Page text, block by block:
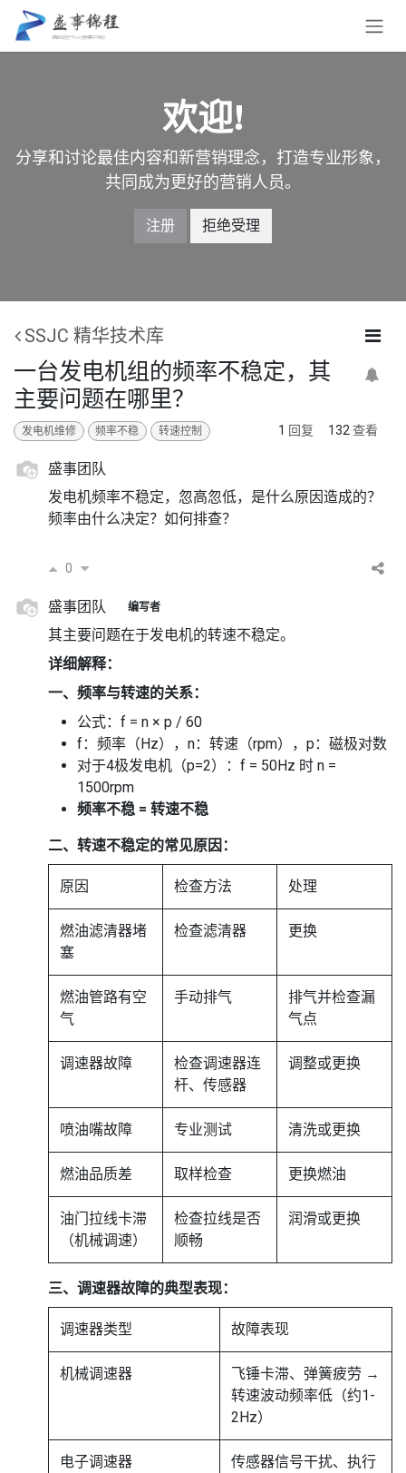
跳至内容
欢迎!
分享和讨论最佳内容和新营销理念，打造专业形象，
共同成为更好的营销人员。
注册 拒绝受理
SSJC 精华技术库
一台发电机组的频率不稳定，其
主要问题在哪里？
发电机维修 频率不稳 转速控制 1 回复 132 查看
盛事团队
发电机频率不稳定，忽高忽低，是什么原因造成的？
频率由什么决定？如何排查？
0
盛事团队 编写者
其主要问题在于发电机的转速不稳定。
详细解释：
一、频率与转速的关系：
公式：f = n × p / 60
f：频率（Hz），n：转速（rpm），p：磁极对数
对于4极发电机（p=2）：f = 50Hz 时 n =
1500rpm
频率不稳 = 转速不稳
二、转速不稳定的常见原因：
原因 检查方法 处理
燃油滤清器堵
塞
检查滤清器 更换
燃油管路有空
气
手动排气
排气并检查漏
气点
调速器故障
检查调速器连
杆、传感器
调整或更换
喷油嘴故障 专业测试 清洗或更换
燃油品质差 取样检查 更换燃油
油门拉线卡滞
（机械调速）
检查拉线是否
顺畅
润滑或更换
三、调速器故障的典型表现：
调速器类型 故障表现
机械调速器
飞锤卡滞、弹簧疲劳 →
转速波动频率低（约1-
2Hz）
电子调速器
传感器信号干扰、执行